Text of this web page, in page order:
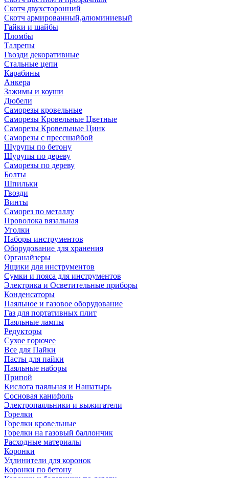
Скотч двухсторонний
Скотч армированный,алюминиевый
Гайки и шайбы
Пломбы
Талрепы
Гвозди декоративные
Стальные цепи
Карабины
Анкера
Зажимы и коуши
Дюбели
Саморезы кровельные
Саморезы Кровельные Цветные
Саморезы Кровельные Цинк
Саморезы с прессшайбой
Шурупы по бетону
Шурупы по дереву
Саморезы по дереву
Болты
Шпильки
Гвозди
Винты
Саморез по металлу
Проволока вязальная
Уголки
Наборы инструментов
Оборудование для хранения
Органайзеры
Ящики для инструментов
Сумки и пояса для инструментов
Электрика и Осветительные приборы
Конденсаторы
Паяльное и газовое оборудование
Газ для портативных плит
Паяльные лампы
Редукторы
Сухое горючее
Все для Пайки
Пасты для пайки
Паяльные наборы
Припой
Кислота паяльная и Нашатырь
Сосновая канифоль
Электропаяльники и выжигатели
Горелки
Горелки кровельные
Горелки на газовый баллончик
Расходные материалы
Коронки
Удлинители для коронок
Коронки по бетону